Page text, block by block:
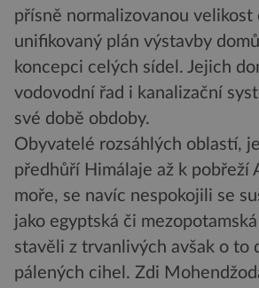
přísně normalizovanou velikost
unifikovaný plán výstavby
koncepci celých sídel. Jejich
vodovodní řad i kanalizační
své době obdoby.
Obyvatelé rozsáhlých oblastí,
předhůří Himálaje až k pobřeží
moře, se navíc nespokojili se
jako egyptská či
stavěli z trvanlivých avšak o to
pálených cihel. Zdi